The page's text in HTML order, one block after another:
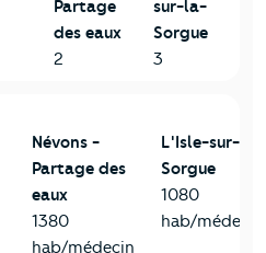
Partage
des eaux
2
sur-la-
Sorgue
3
des eaux
Névons -
Partage des
eaux
1380
hab/médecin
L'Isle-sur-la-
Sorgue
1080
hab/médecin